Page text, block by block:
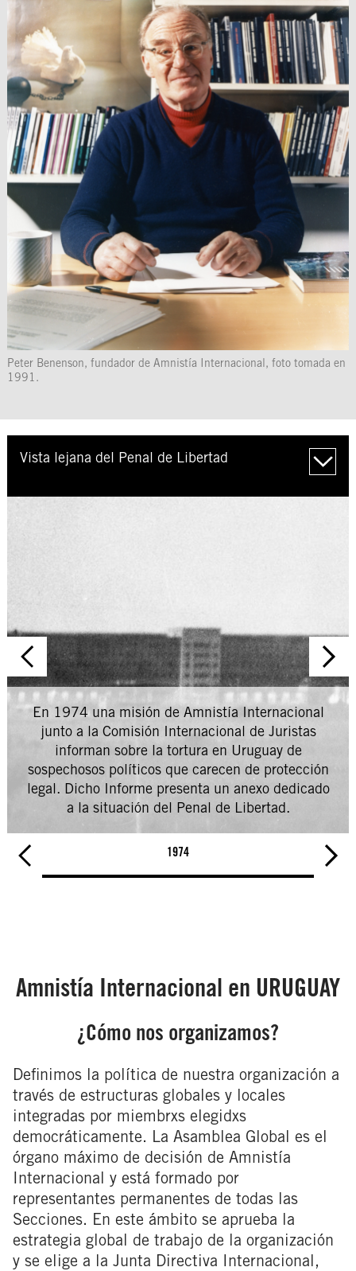
Peter Benenson, fundador de Amnistía Internacional, foto tomada en
1991.
En 1974 una misión de Amnistía Internacional
junto a la Comisión Internacional de Juristas
informan sobre la tortura en Uruguay de
sospechosos políticos que carecen de protección
legal. Dicho Informe presenta un anexo dedicado
a la situación del Penal de Libertad.
Vista lejana del Penal de LibertadContenido desplegable
1974
Amnistía Internacional en URUGUAY
¿Cómo nos organizamos?
Definimos la política de nuestra organización a
través de estructuras globales y locales
integradas por miembrxs elegidxs
democráticamente. La Asamblea Global es el
órgano máximo de decisión de Amnistía
Internacional y está formado por
representantes permanentes de todas las
Secciones. En este ámbito se aprueba la
estrategia global de trabajo de la organización
y se elige a la Junta Directiva Internacional,